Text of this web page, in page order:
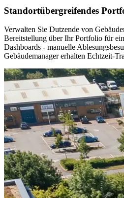
Standortübergreifendes
Verwalten Sie Dutzende von
Bereitstellung über Ihr Portfolio für
Dashboards - manuelle
Gebäudemanager erhalten Echtzeit-